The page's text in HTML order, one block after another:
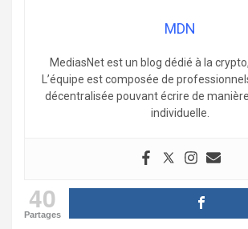
MDN
MediasNet est un blog dédié à la crypto,
L’équipe est composée de
décentralisée pouvant écrire de
individuelle.
40
Partages